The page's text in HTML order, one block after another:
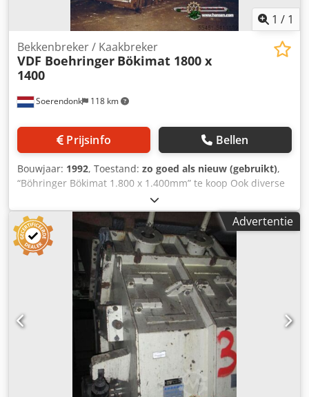
1 / 1
Soerendonk 118 km
Bekkenbreker / Kaakbreker
VDF Boehringer Bökimat 1800 x
1400
Prijsinfo Bellen
Bouwjaar: 1992, Toestand: zo goed als nieuw (gebruikt),
“Böhringer Bökimat 1.800 x 1.400mm” te koop Ook diverse
andere fabrikanten als: Metso / Krupp / MFL / Svedala /
IBAG / Parker / Siebtechnik. Vind ons volledige aanbod op
onze website. Crodpsggfmdefx Adyef Fabrikant: Böhringer
Type: Bökimat Inlaat afmeting: 1.800 x 1.400 mm Bouwjaar:
1992 Inclusief aandrijving Inclusief nieuwe bekken.
Advertentie